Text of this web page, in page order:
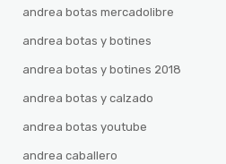
andrea botas mercadolibre
andrea botas y botines
andrea botas y botines 2018
andrea botas y calzado
andrea botas youtube
andrea caballero